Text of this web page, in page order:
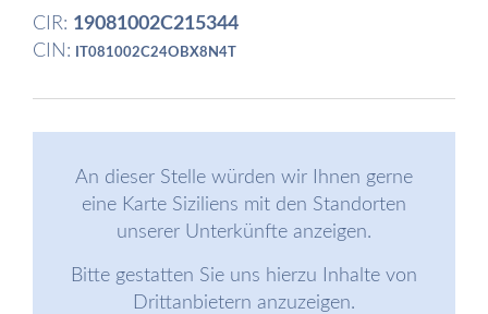
CIR: 19081002C215344
CIN:
IT081002C24OBX8N4T
An dieser Stelle würden wir Ihnen gerne
eine Karte Siziliens mit den Standorten
unserer Unterkünfte anzeigen.
Bitte gestatten Sie uns hierzu Inhalte von
Drittanbietern anzuzeigen.